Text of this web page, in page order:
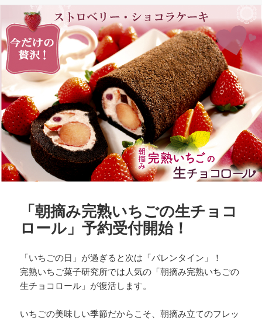
日:
リ
ー
「朝摘み完熟いちごの生チョコ
ロール」予約受付開始！
「いちごの日」が過ぎると次は「バレンタイン」！
完熟いちご菓子研究所では人気の「朝摘み完熟いちごの
生チョコロール」が復活します。
いちごの美味しい季節だからこそ、朝摘み立てのフレッ